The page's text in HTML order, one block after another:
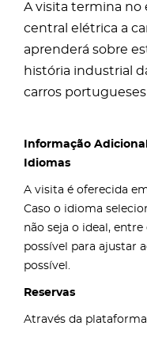
A visita termina no
central elétrica a
aprenderá sobre
história industrial
carros portugueses
Informação Adicional
Idiomas
A visita é oferecida
Caso o idioma
não seja o ideal,
possível para ajustar
possível.
Reservas
Através da